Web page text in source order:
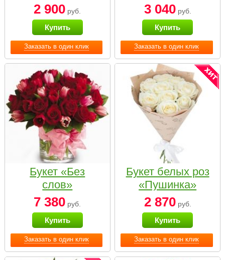
Заказать в один клик
2 900 руб.
Купить
Заказать в один клик
3 040руб.
Купить
Заказать в один клик
Букет «Без
слов»
7 380 руб.
Купить
Заказать в один клик
Букет белых роз
«Пушинка»
2 870руб.
Купить